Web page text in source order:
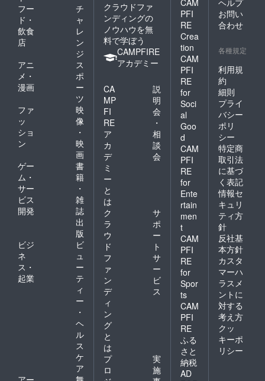
フー
ド・
飲食
店
チ
ャ
レ
ン
ジ
アニ
メ・
漫画
ス
ポ
ー
ツ
ファ
ッ
ショ
ン
映
像
・
映
画
ゲー
ム・
サー
ビス
開発
書
籍
・
雑
誌
出
版
ビジ
ネ
ス・
起業
ビ
ュ
ー
テ
ィ
ー
・
ヘ
ル
ス
ケ
ア
クラウドファ
ンディングの
ノウハウを無
料で学ぼう
CAMPFIRE
アカデミー
CA
MP
FI
RE
ア
カ
デ
ミ
ー
と
は
説
明
会
・
相
談
会
ク
ラ
ウ
ド
フ
ァ
ン
デ
ィ
ン
グ
と
は
サ
ポ
ー
ト
サ
ー
ビ
ス
プ
ロ
実
施
CAM
PFI
RE
Crea
tion
CAM
PFI
RE
for
Soci
al
Goo
d
CAM
PFI
RE
for
Ente
rtain
men
t
CAM
PFI
RE
for
Spor
ts
CAM
PFI
RE
ふる
さと
納税
AD
ヘルプ
お問い
合わせ
各種規定
利用規
約
細則
プライ
バシー
ポリ
シー
特定商
取引法
に基づ
く表記
情報セ
キュリ
ティ方
針
反社基
本方針
カスタ
マーハ
ラスメ
ントに
対する
考え方
クッ
キーポ
リシー